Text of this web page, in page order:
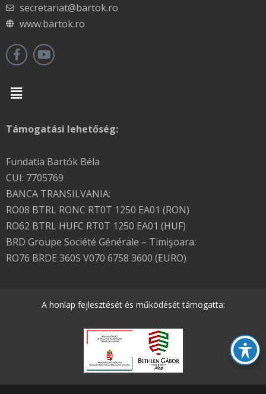
secretariat@bartok.ro
www.bartok.ro
Menu
Támogatási lehetőség:
Fundatia Bartók Béla
CUI: 7705769
BANCA TRANSILVANIA:
RO08 BTRL RONC RT0T 1250 EA01 (RON)
RO62 BTRL HUFC RT0T 1250 EA01 (HUF)
BRD Groupe Société Générale – Timişoara:
RO76 BRDE 360S V070 6758 3600 (EURO)
A honlap fejlesztését és működését támogatta: